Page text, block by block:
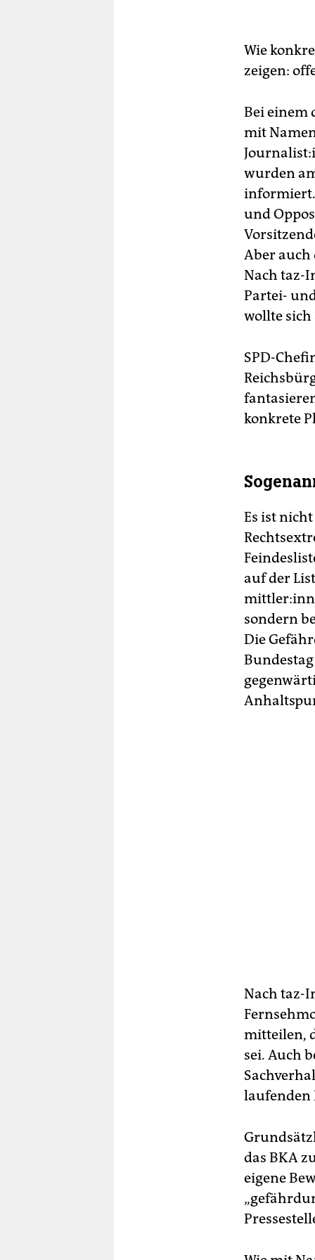
Wie
zeigen:
Bei einem
mit
wurden
informiert.
und
Aber auch
Nach taz-
Partei-
wollte
SPD-
konkrete
Es ist
auf der
sondern
Die
Nach taz-
mitteilen,
sei. Auch
das BKA
eigene